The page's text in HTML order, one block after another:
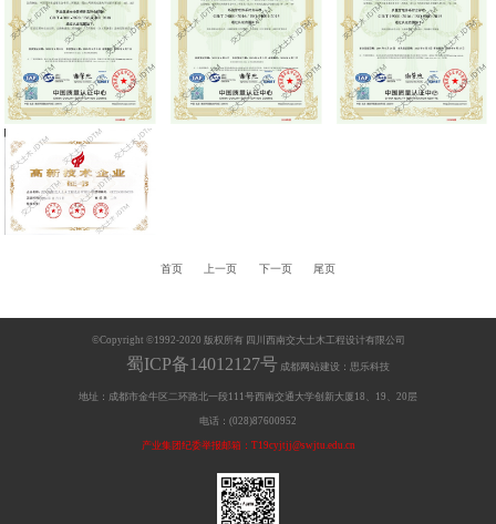
首页 上一页 下一页 尾页
©Copyright ©1992-2020 版权所有 四川西南交大土木工程设计有限公司
蜀ICP备14012127号成都网站建设：思乐科技
地址：成都市金牛区二环路北一段111号西南交通大学创新大厦18、19、20层
电话：(028)87600952
产业集团纪委举报邮箱：T19cyjtjj@swjtu.edu.cn